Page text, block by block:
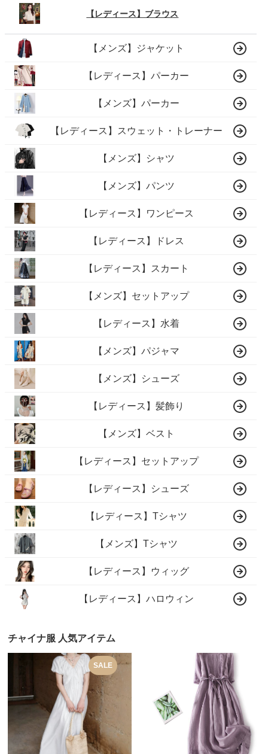
【レディース】ブラウス
【メンズ】ジャケット
【レディース】パーカー
【メンズ】パーカー
【レディース】スウェット・トレーナー
【メンズ】シャツ
【メンズ】パンツ
【レディース】ワンピース
【レディース】ドレス
【レディース】スカート
【メンズ】セットアップ
【レディース】水着
【メンズ】パジャマ
【メンズ】シューズ
【レディース】髪飾り
【メンズ】ベスト
【レディース】セットアップ
【レディース】シューズ
【レディース】Tシャツ
【メンズ】Tシャツ
【レディース】ウィッグ
【レディース】ハロウィン
チャイナ服 人気アイテム
SALE